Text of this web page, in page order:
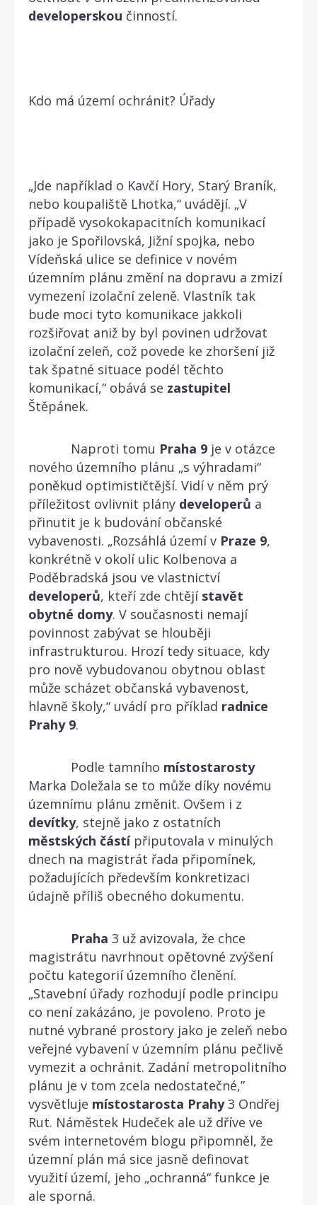
developerskou činností.
Kdo má území ochránit? Úřady
„Jde například o Kavčí Hory, Starý Braník,
nebo koupaliště Lhotka,“ uvádějí. „V
případě vysokokapacitních komunikací
jako je Spořilovská, Jižní spojka, nebo
Vídeňská ulice se definice v novém
územním plánu změní na dopravu a zmizí
vymezení izolační zeleně. Vlastník tak
bude moci tyto komunikace jakkoli
rozšiřovat aniž by byl povinen udržovat
izolační zeleň, což povede ke zhoršení již
tak špatné situace podél těchto
komunikací,“ obává se zastupitel
Štěpánek.
Naproti tomu Praha 9 je v otázce
nového územního plánu „s výhradami“
poněkud optimističtější. Vidí v něm prý
příležitost ovlivnit plány developerů a
přinutit je k budování občanské
vybavenosti. „Rozsáhlá území v Praze 9,
konkrétně v okolí ulic Kolbenova a
Poděbradská jsou ve vlastnictví
developerů, kteří zde chtějí stavět
obytné domy. V současnosti nemají
povinnost zabývat se hlouběji
infrastrukturou. Hrozí tedy situace, kdy
pro nově vybudovanou obytnou oblast
může scházet občanská vybavenost,
hlavně školy,“ uvádí pro příklad radnice
Prahy 9.
Podle tamního místostarosty
Marka Doležala se to může díky novému
územnímu plánu změnit. Ovšem i z
devítky, stejně jako z ostatních
městských částípřiputovala v minulých
dnech na magistrát řada připomínek,
požadujících především konkretizaci
údajně příliš obecného dokumentu.
Praha 3 už avizovala, že chce
magistrátu navrhnout opětovné zvýšení
počtu kategorií územního členění.
„Stavební úřady rozhodují podle principu
co není zakázáno, je povoleno. Proto je
nutné vybrané prostory jako je zeleň nebo
veřejné vybavení v územním plánu pečlivě
vymezit a ochránit. Zadání metropolitního
plánu je v tom zcela nedostatečné,”
vysvětluje místostarosta Prahy3 Ondřej
Rut. Náměstek Hudeček ale už dříve ve
svém internetovém blogu připomněl, že
územní plán má sice jasně definovat
využití území, jeho „ochranná“ funkce je
ale sporná.